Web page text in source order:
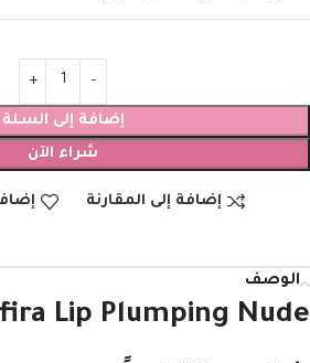
إضافة إلى السلة
شراء الآن
إضافة إلى المقارنة
الوصف
Lip Plumping Nude